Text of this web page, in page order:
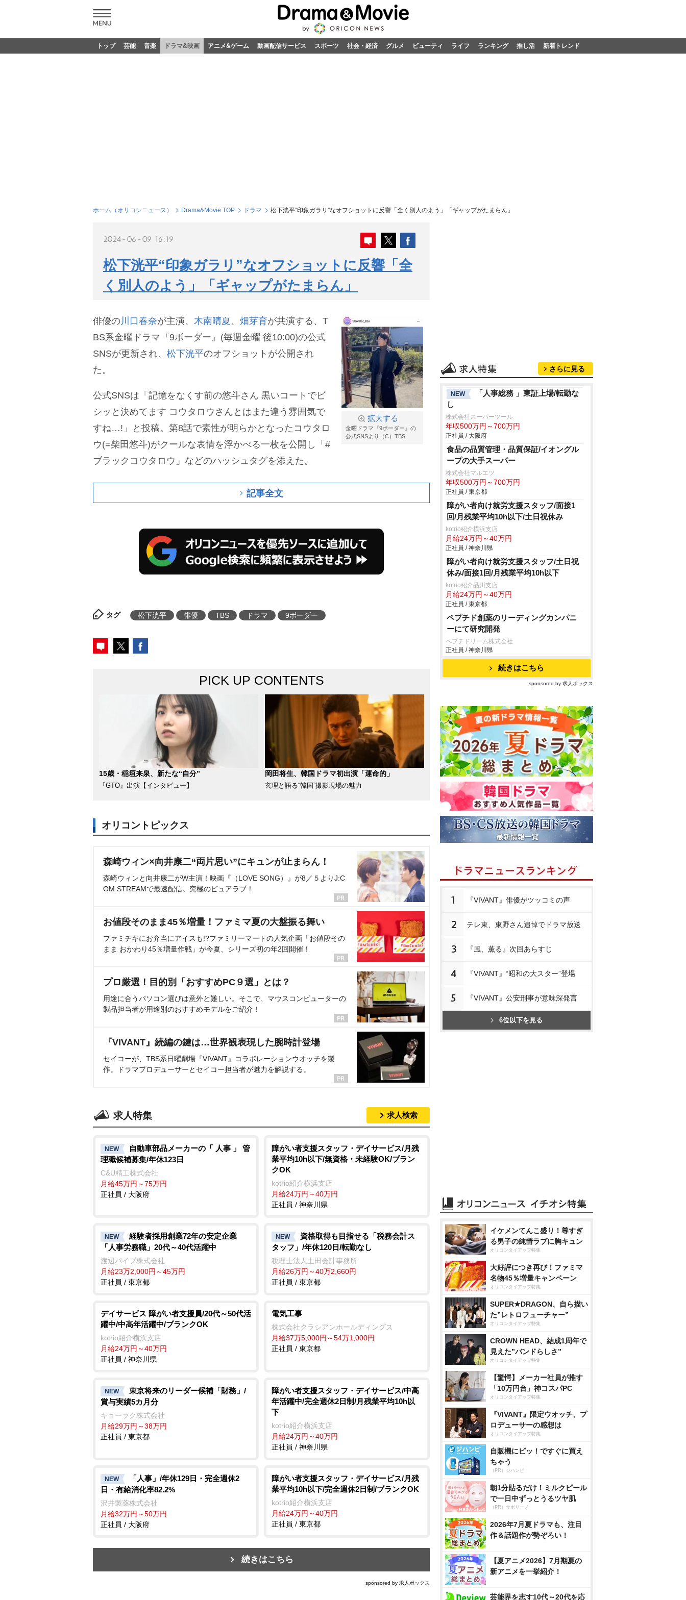
トップ 芸能 音楽 ドラマ&映画 アニメ&ゲーム 動画配信サービス スポーツ 社会・経済 グルメ ビューティ ライフ ランキング 推し活 新着トレンド
ホーム（オリコンニュース） Drama&Movie TOP ドラマ 松下洸平“印象ガラリ”なオフショットに反響「全く別人のよう」「ギャップがたまらん」
2024-06-09 16:19
松下洸平“印象ガラリ”なオフショットに反響「全
く別人のよう」「ギャップがたまらん」
拡大する
金曜ドラマ『9ボーダー』の
公式SNSより（C）TBS
俳優の川口春奈が主演、 木南晴夏 、 畑芽育が共演する、T
BS系金曜ドラマ『9ボーダー』(毎週金曜 後10:00)の公式
SNSが更新され、 松下洸平のオフショットが公開され
た。
公式SNSは「記憶をなくす前の悠斗さん 黒いコートでビ
シッと決めてます コウタロウさんとはまた違う雰囲気で
すね…!」と投稿。第8話で素性が明らかとなったコウタロ
ウ(=柴田悠斗)がクールな表情を浮かべる一枚を公開し「#
ブラックコウタロウ」などのハッシュタグを添えた。
記事全文
タグ 松下洸平 俳優 TBS ドラマ 9ボーダー
PICK UP CONTENTS
15歳・稲垣来泉、新たな“自分”
『GTO』出演【インタビュー】
岡田将生、韓国ドラマ初出演「運命的」
玄理と語る“韓国”撮影現場の魅力
オリコントピックス
森崎ウィン×向井康二“両片思い”にキュンが止まらん！
森崎ウィンと向井康二がW主演！映画『（LOVE SONG）』が8／５よりJ:C
OM STREAMで最速配信。究極のピュアラブ！
お値段そのまま45％増量！ファミマ夏の大盤振る舞い
ファミチキにお弁当にアイスも!?ファミリーマートの人気企画「お値段その
まま おかわり45％増量作戦」が今夏、シリーズ初の年2回開催！
プロ厳選！目的別「おすすめPC９選」とは？
用途に合うパソコン選びは意外と難しい。そこで、マウスコンピューターの
製品担当者が用途別のおすすめモデルをご紹介！
『VIVANT』続編の鍵は…世界観表現した腕時計登場
セイコーが、TBS系日曜劇場『VIVANT』コラボレーションウオッチを製
作。ドラマプロデューサーとセイコー担当者が魅力を解説する。
求人特集 求人検索
NEW
自動車部品メーカーの「 人事 」 管
理職候補募集/年休123日
C&U精工株式会社
月給45万円～75万円
正社員 / 大阪府
障がい者支援スタッフ・デイサービス/月残
業平均10h以下/無資格・未経験OK/ブラン
クOK
kotrio紹介横浜支店
月給24万円～40万円
正社員 / 神奈川県
NEW
経験者採用創業72年の安定企業
「人事労務職」20代～40代活躍中
渡辺パイプ株式会社
月給23万2,000円～45万円
正社員 / 東京都
NEW
資格取得も目指せる「税務会計ス
タッフ」/年休120日/転勤なし
税理士法人土田会計事務所
月給26万円～40万2,660円
正社員 / 東京都
デイサービス 障がい者支援員/20代～50代活
躍中/中高年活躍中/ブランクOK
kotrio紹介横浜支店
月給24万円～40万円
正社員 / 神奈川県
電気工事
株式会社クラシアンホールディングス
月給37万5,000円～54万1,000円
正社員 / 東京都
NEW
東京将来のリーダー候補「財務」/
賞与実績5カ月分
キョーラク株式会社
月給29万円～38万円
正社員 / 東京都
障がい者支援スタッフ・デイサービス/中高
年活躍中/完全週休2日制/月残業平均10h以
下
kotrio紹介横浜支店
月給24万円～40万円
正社員 / 神奈川県
NEW
「人事」/年休129日・完全週休2
日・有給消化率82.2%
沢井製薬株式会社
月給32万円～50万円
正社員 / 大阪府
障がい者支援スタッフ・デイサービス/月残
業平均10h以下/完全週休2日制/ブランクOK
kotrio紹介横浜支店
月給24万円～40万円
正社員 / 東京都
続きはこちら
sponsored by 求人ボックス
さらに見る
NEW
「人事総務 」東証上場/転勤な
し
株式会社スーパーツール
年収500万円～700万円
正社員 / 大阪府
食品の品質管理・品質保証/イオングル
ープの大手スーパー
株式会社マルエツ
年収500万円～700万円
正社員 / 東京都
障がい者向け就労支援スタッフ/面接1
回/月残業平均10h以下/土日祝休み
kotrio紹介横浜支店
月給24万円～40万円
正社員 / 神奈川県
障がい者向け就労支援スタッフ/土日祝
休み/面接1回/月残業平均10h以下
kotrio紹介品川支店
月給24万円～40万円
正社員 / 東京都
ペプチド創薬のリーディングカンパニ
ーにて研究開発
ペプチドリーム株式会社
正社員 / 神奈川県
続きはこちら
sponsored by 求人ボックス
1 『VIVANT』俳優がツッコミの声
2 テレ東、東野さん追悼でドラマ放送
3 『風、薫る』次回あらすじ
4 『VIVANT』“昭和の大スター”登場
5 『VIVANT』公安刑事が意味深発言
6位以下を見る
イケメンてんこ盛り！尊すぎ
る男子の純情ラブに胸キュン
オリコンタイアップ特集
大好評につき再び！ファミマ
名物45％増量キャンペーン
オリコンタイアップ特集
SUPER★DRAGON、自ら描い
た”レトロフューチャー”
オリコンタイアップ特集
CROWN HEAD、結成1周年で
見えた”バンドらしさ”
オリコンタイアップ特集
【驚愕】メーカー社員が推す
「10万円台」神コスパPC
オリコンタイアップ特集
『VIVANT』限定ウオッチ、プ
ロデューサーの感想は
オリコンタイアップ特集
自販機にピッ！ですぐに買え
ちゃう
（PR）ジハンピ
朝1分貼るだけ！ミルクピール
で一日中ずっとうるツヤ肌
（PR）サボリーノ
2026年7月夏ドラマも、注目
作＆話題作が勢ぞろい！
【夏アニメ2026】7月期夏の
新アニメを一挙紹介！
芸能界を志す10代～20代を応